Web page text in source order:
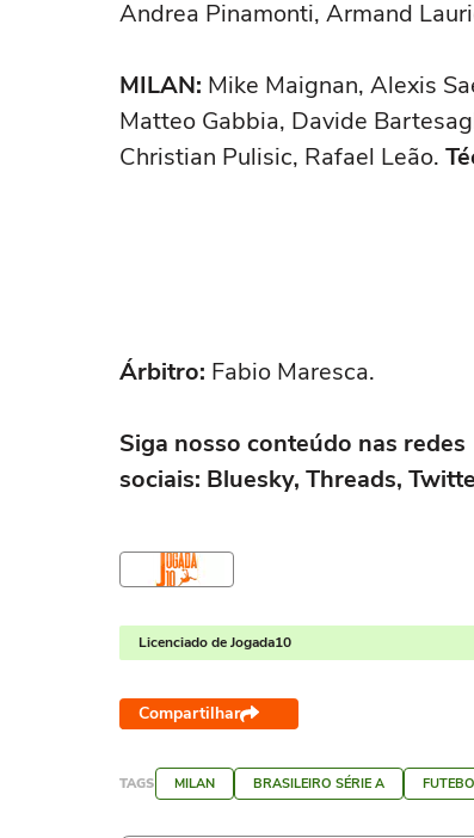
Andrea Pinamonti, Armand
MILAN: Mike Maignan, Alexis
Matteo Gabbia, Davide
Christian Pulisic, Rafael Leão.
Árbitro: Fabio Maresca.
Siga nosso conteúdo nas redes
sociais: Bluesky, Threads,
Licenciado de Jogada10
Compartilhar
TAGS MILAN BRASILEIRO SÉRIE A